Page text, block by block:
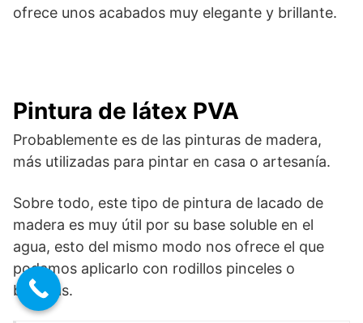
ofrece unos acabados muy elegante y brillante.
Pintura de látex PVA
Probablemente es de las pinturas de madera,
más utilizadas para pintar en casa o artesanía.
Sobre todo, este tipo de pintura de lacado de
madera es muy útil por su base soluble en el
agua, esto del mismo modo nos ofrece el que
podamos aplicarlo con rodillos pinceles o
brochas.